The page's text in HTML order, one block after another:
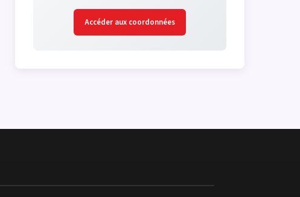
Accéder aux coordonnées